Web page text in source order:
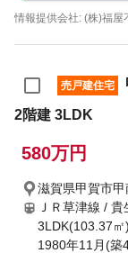
情報提供会社: (株)福
売戸建住宅
2階建 3LDK
580万円
滋賀県甲賀市
ＪＲ草津線 / 貴
3LDK(103.37㎡
1980年11月(築